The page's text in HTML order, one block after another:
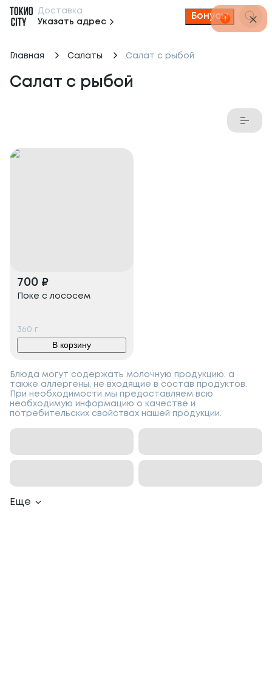
Доставка
Указать адрес
Бонусы
Главная Салаты Салат с рыбой
Салат с рыбой
700 ₽
Поке с лососем
360 г
В корзину
Блюда могут содержать молочную продукцию, а
также аллергены, не входящие в состав продуктов.
При необходимости мы предоставляем всю
необходимую информацию о качестве и
потребительских свойствах нашей продукции.
Еще